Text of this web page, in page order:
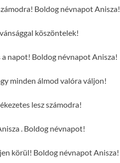
Boldog névnapot Anisza!
köszöntelek!
a napot! Boldog névnapot Anisza!
minden álmod valóra váljon!
lesz számodra!
. Boldog névnapot!
körül! Boldog névnapot Anisza!